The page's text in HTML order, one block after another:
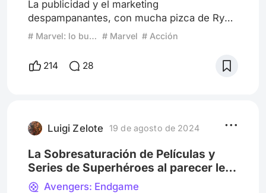
La publicidad y el marketing
despampanantes, con mucha pizca de Ryan
Reynolds y Hugh Jackman, dejaron claro
(con una semana su taquilla ya superó el
doble del presupuesto). Lo que más aprecio
con el subgénero de superhéroes en
# Marvel: lo bueno, lo malo y lo feo # Marvel # Acción
214 28
Luigi Zelote 19 de agosto de 2024
La Sobresaturación de Películas y
Series de Superhéroes al parecer les
jugo mal a Marvel.
Avengers: Endgame